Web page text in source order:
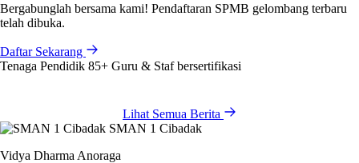
Bergabunglah bersama kami! Pendaftaran SPMB gelombang terbaru
telah dibuka.
Daftar Sekarang
Tenaga Pendidik 85+ Guru & Staf bersertifikasi
Lihat Semua Berita
SMAN 1 Cibadak
Vidya Dharma Anoraga